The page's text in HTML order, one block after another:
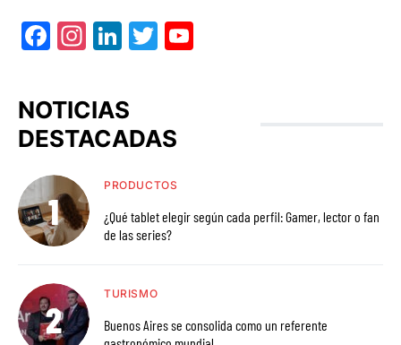
Facebook
Instagram
LinkedIn
Twitter
NOTICIAS
DESTACADAS
PRODUCTOS
¿Qué tablet elegir según cada perfil: Gamer, lector o fan
de las series?
TURISMO
Buenos Aires se consolida como un referente